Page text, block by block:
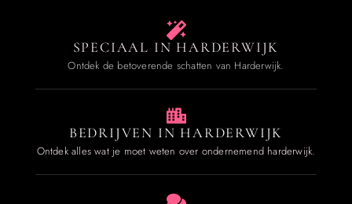
SPECIAAL IN HARDERWIJK
Ontdek de betoverende schatten van Harderwijk.
BEDRIJVEN IN HARDERWIJK
Ontdek alles wat je moet weten over ondernemend harderwijk.